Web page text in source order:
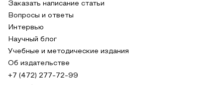
Заказать написание статьи
Вопросы и ответы
Интервью
Научный блог
Учебные и методические издания
Об издательстве
+7 (472) 277-72-99